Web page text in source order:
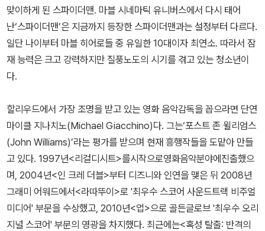
맞이하게 된 스파이더맨. 마블 시네마틱 유니버스에서 다시 태어
난‘스파이더맨’은 지금까지 등장한 스파이더맨과는 설정부터 다르다.
일단 나이부터 마블 히어로들 중 유일한 10대이자 최연소. 따라서 잠
재 능력은 크고 강력하지만 질풍노도의 시기를 겪고 있는 청소년이
다.
할리우드에서 가장 조명을 받고 있는 영화 음악감독을 꼽으라면 단연
마이클 지나치노(Michael Giacchino)다. 그는‘포스트 존 윌리엄스
(John Williams)’라는 평가를 받으며 현재 흥행작들을 도맡아 만들
고 있다. 1997년<리걸디시트>를시작으로영화음악분야에진출했으
며, 2004년<인 크레 더블>부터 디즈니와 인연을 맺은 뒤 2008년
그래미 어워드에서<라따뚜이>로 '최우수 스코어 사운드트랙 비주얼
미디어' 부문을 수상했고, 2010년<업>으로 골든글로브 '최우수 오리
지널 스코어' 부문의 영광을 차지했다. 최근에는<혹성 탈출: 반격의